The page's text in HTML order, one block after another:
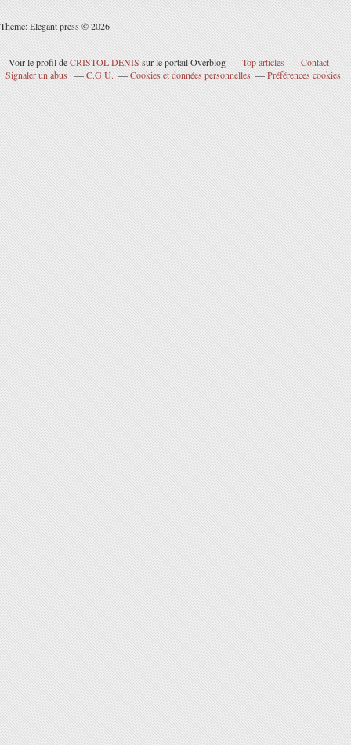
Theme: Elegant press © 2026
Voir le profil deCRISTOL DENIS sur le portail Overblog Top articles
Contact
Signaler un abus
C.G.U. Cookies et données personnelles Préférences cookies